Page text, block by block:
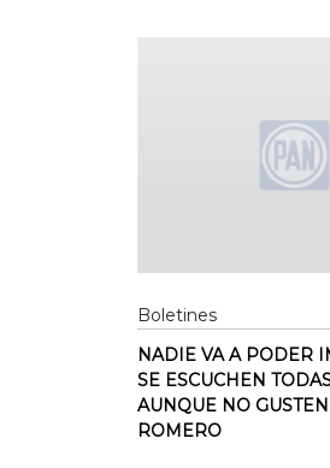
Boletines
NADIE VA A PODER
SE ESCUCHEN
AUNQUE NO
ROMERO